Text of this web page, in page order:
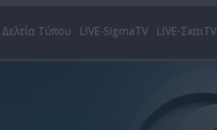
Δελτία Τύπου LIVE-SigmaTV LIVE-ΣκαιTV